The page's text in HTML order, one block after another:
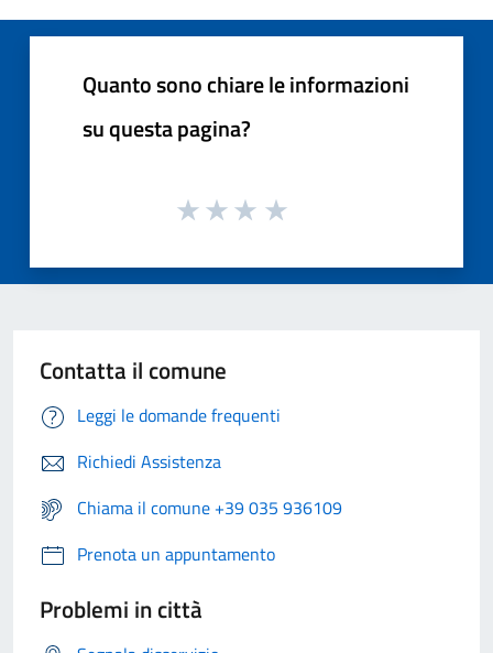
Quanto sono chiare le informazioni
su questa pagina?
Contatta il comune
Leggi le domande frequenti
Richiedi Assistenza
Chiama il comune +39 035 936109
Prenota un appuntamento
Problemi in città